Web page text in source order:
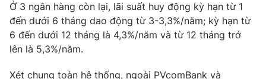
Ở 3 ngân hàng còn lại, lãi suất huy động kỳ hạn từ 1
đến dưới 6 tháng dao động từ 3-3,3%/năm; kỳ hạn từ
6 đến dưới 12 tháng là 4,3%/năm và từ 12 tháng trở
lên là 5,3%/năm.
Xét chung toàn hệ thống, ngoài PVcomBank và